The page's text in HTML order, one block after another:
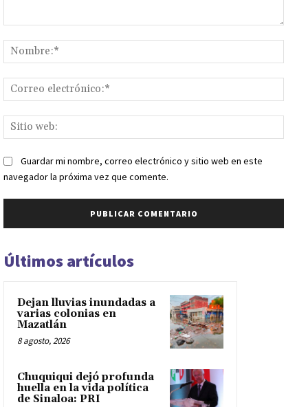
web:
Guardar mi nombre, correo electrónico y sitio web en este
navegador la próxima vez que comente.
Últimos artículos
Dejan lluvias inundadas a
varias colonias en
Mazatlán
8 agosto, 2026
Chuquiqui dejó profunda
huella en la vida política
de Sinaloa: PRI